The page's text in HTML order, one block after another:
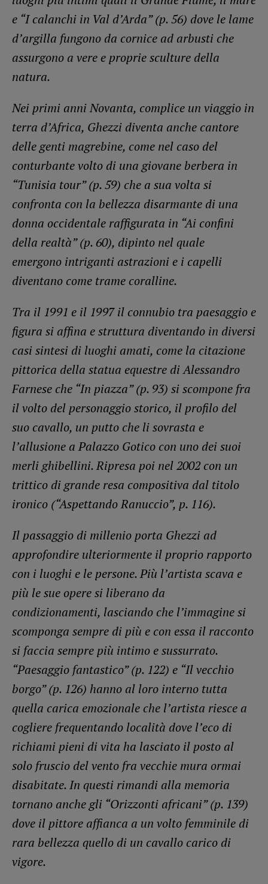
e “I calanchi in Val d’Arda” (p. 56) dove le lame
d’argilla fungono da cornice ad arbusti che
assurgono a vere e proprie sculture della
natura.
Nei primi anni Novanta, complice un viaggio in
terra d’Africa, Ghezzi diventa anche cantore
delle genti magrebine, come nel caso del
conturbante volto di una giovane berbera in
“Tunisia tour” (p. 59) che a sua volta si
confronta con la bellezza disarmante di una
donna occidentale raffigurata in “Ai confini
della realtà” (p. 60), dipinto nel quale
emergono intriganti astrazioni e i capelli
diventano come trame coralline.
Tra il 1991 e il 1997 il connubio tra paesaggio e
figura si affina e struttura diventando in diversi
casi sintesi di luoghi amati, come la citazione
pittorica della statua equestre di Alessandro
Farnese che “In piazza” (p. 93) si scompone fra
il volto del personaggio storico, il profilo del
suo cavallo, un putto che li sovrasta e
l’allusione a Palazzo Gotico con uno dei suoi
merli ghibellini. Ripresa poi nel 2002 con un
trittico di grande resa compositiva dal titolo
ironico (“Aspettando Ranuccio”, p. 116).
Il passaggio di millenio porta Ghezzi ad
approfondire ulteriormente il proprio rapporto
con i luoghi e le persone. Più l’artista scava e
più le sue opere si liberano da
condizionamenti, lasciando che l’immagine si
scomponga sempre di più e con essa il racconto
si faccia sempre più intimo e sussurrato.
“Paesaggio fantastico” (p. 122) e “Il vecchio
borgo” (p. 126) hanno al loro interno tutta
quella carica emozionale che l’artista riesce a
cogliere frequentando località dove l’eco di
richiami pieni di vita ha lasciato il posto al
solo fruscio del vento fra vecchie mura ormai
disabitate. In questi rimandi alla memoria
tornano anche gli “Orizzonti africani” (p. 139)
dove il pittore affianca a un volto femminile di
rara bellezza quello di un cavallo carico di
vigore.